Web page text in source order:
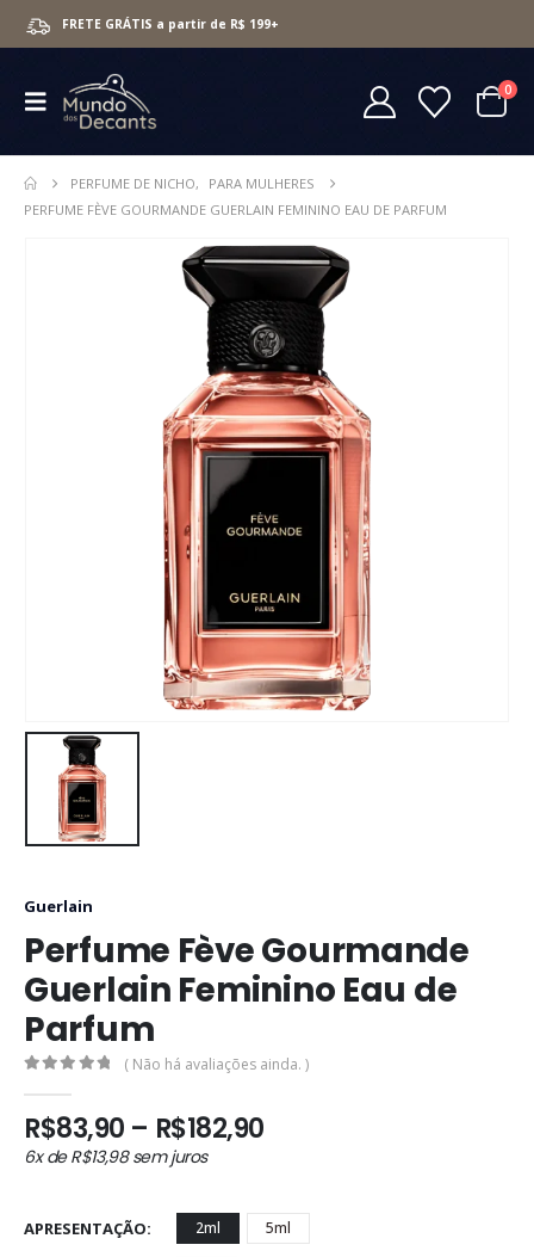
FRETE GRÁTIS a partir de R$ 199+
0
PERFUME DE NICHO,
PARA MULHERES
PERFUME FÈVE GOURMANDE GUERLAIN FEMININO EAU DE PARFUM
Guerlain
Perfume Fève Gourmande
Guerlain Feminino Eau de
Parfum
( Não há avaliações ainda. )
R$83,90 – R$182,90
R$83,90
através
6x deR$13,98sem juros
APRESENTAÇÃO 2ml 5ml